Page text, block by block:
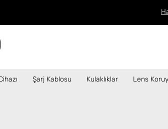
aynı gün kargo!  ✦
Şarj Kablosu Kulaklıklar Lens